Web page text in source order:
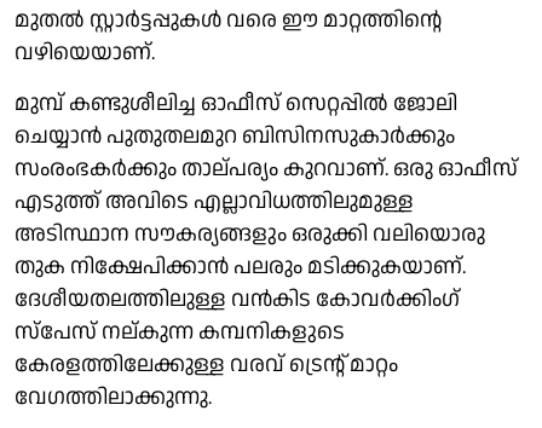
മുതല്‍ സ്റ്റാര്‍ട്ടപ്പുകള്‍ വരെ ഈ മാറ്റത്തിന്റെ
വഴിയെയാണ്.
മുമ്പ് കണ്ടുശീലിച്ച ഓഫീസ് സെറ്റപ്പില്‍ ജോലി
ചെയ്യാന്‍ പുതുതലമുറ ബിസിനസുകാര്‍ക്കും
സംരംഭകര്‍ക്കും താല്പര്യം കുറവാണ്. ഒരു ഓഫീസ്
എടുത്ത് അവിടെ എല്ലാവിധത്തിലുമുള്ള
അടിസ്ഥാന സൗകര്യങ്ങളും ഒരുക്കി വലിയൊരു
തുക നിക്ഷേപിക്കാന്‍ പലരും മടിക്കുകയാണ്.
ദേശീയതലത്തിലുള്ള വന്‍കിട കോവര്‍ക്കിംഗ്
സ്‌പേസ് നല്കുന്ന കമ്പനികളുടെ
കേരളത്തിലേക്കുള്ള വരവ് ട്രെന്റ് മാറ്റം
വേഗത്തിലാക്കുന്നു.